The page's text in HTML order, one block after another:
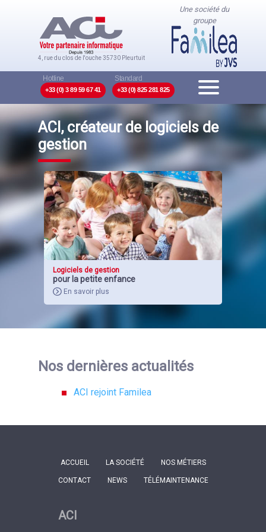
Une société du
groupe
+33 (0) 825 281 825
+33 (0) 3 89 59 67 41
4, rue du clos de l'ouche35730 Pleurtuit
ACI, créateur de logiciels de
gestion
Logiciels de gestion
pour la petite enfance
En savoir plus
Nos dernières actualités
ACI rejoint Familea
ACCUEIL LA SOCIÉTÉ NOS MÉTIERS
CONTACT NEWS TÉLÉMAINTENANCE
ACI